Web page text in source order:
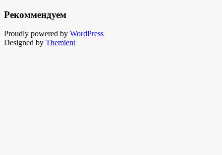
Рекоммендуем
Proudly powered by WordPress
Designed by Themient